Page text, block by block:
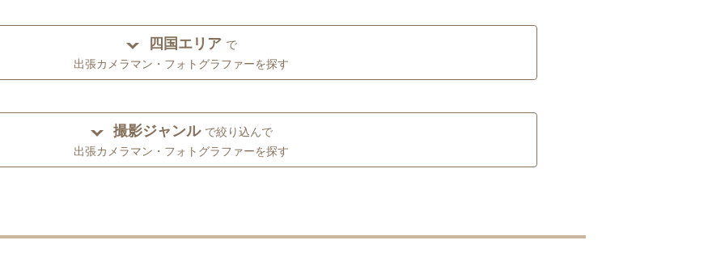
四国エリア で
出張カメラマン・フォトグラファーを探す
撮影ジャンル で絞り込んで
出張カメラマン・フォトグラファーを探す